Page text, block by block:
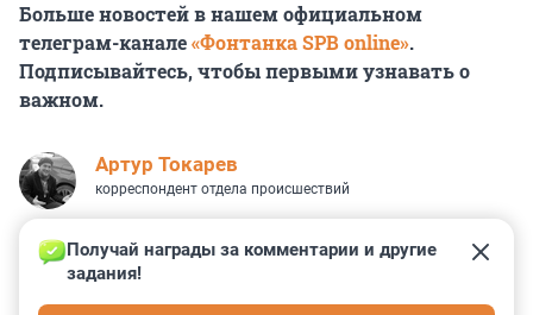
Больше новостей в нашем официальном
телеграм-канале«Фонтанка SPB online».
Подписывайтесь, чтобы первыми узнавать о
важном.
Артур Токарев
корреспондент отдела происшествий
Получай награды за комментарии и другие
задания!